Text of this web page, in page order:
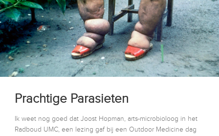
Prachtige Parasieten
Ik weet nog goed dat Joost Hopman, arts-microbioloog in het
Radboud UMC, een lezing gaf bij een Outdoor Medicine dag